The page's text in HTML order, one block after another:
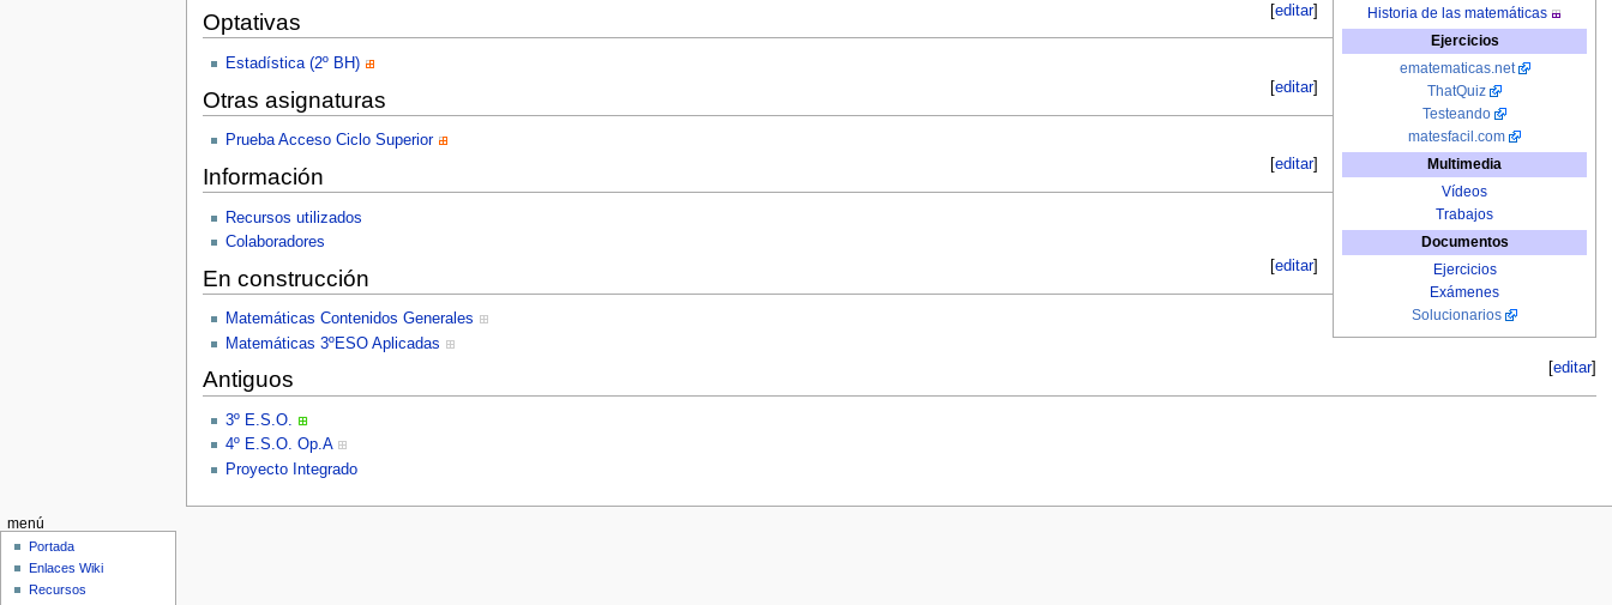
Historia de las matemáticas
Ejercicios
ematematicas.net
ThatQuiz
Testeando
matesfacil.com
Multimedia
Vídeos
Trabajos
Documentos
Ejercicios
Exámenes
Solucionarios
[editar]
Optativas
Estadística (2º BH)
[editar]
Otras asignaturas
Prueba Acceso Ciclo Superior
[editar]
Información
Recursos utilizados
Colaboradores
[editar]
En construcción
Matemáticas Contenidos Generales
Matemáticas 3ºESO Aplicadas
[editar]
Antiguos
3º E.S.O.
4º E.S.O. Op.A
Proyecto Integrado
menú
Portada
Enlaces Wiki
Recursos